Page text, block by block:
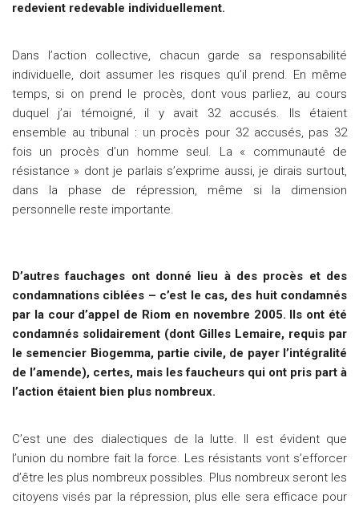
redevient redevable individuellement.
Dans l’action collective, chacun garde sa responsabilité
individuelle, doit assumer les risques qu’il prend. En même
temps, si on prend le procès, dont vous parliez, au cours
duquel j’ai témoigné, il y avait 32 accusés. Ils étaient
ensemble au tribunal : un procès pour 32 accusés, pas 32
fois un procès d’un homme seul. La « communauté de
résistance » dont je parlais s’exprime aussi, je dirais surtout,
dans la phase de répression, même si la dimension
personnelle reste importante.
D’autres fauchages ont donné lieu à des procès et des
condamnations ciblées – c’est le cas, des huit condamnés
par la cour d’appel de Riom en novembre 2005. Ils ont été
condamnés solidairement (dont Gilles Lemaire, requis par
le semencier Biogemma, partie civile, de payer l’intégralité
de l’amende), certes, mais les faucheurs qui ont pris part à
l’action étaient bien plus nombreux.
C’est une des dialectiques de la lutte. Il est évident que
l’union du nombre fait la force. Les résistants vont s’efforcer
d’être les plus nombreux possibles. Plus nombreux seront les
citoyens visés par la répression, plus elle sera efficace pour